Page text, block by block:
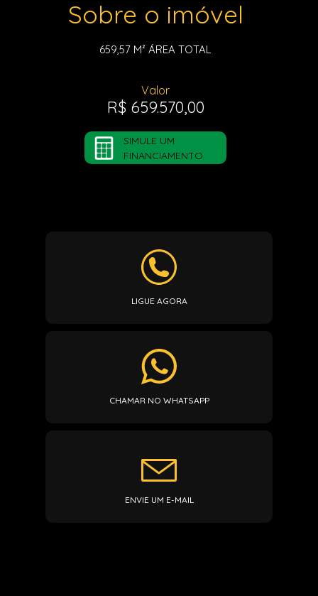
Sobre o imóvel
659,57 M² ÁREA TOTAL
Valor
R$ 659.570,00
SIMULE UM
FINANCIAMENTO
LIGUE AGORA
CHAMAR NO WHATSAPP
ENVIE UM E-MAIL